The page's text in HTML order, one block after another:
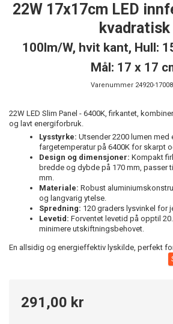
22W 17x17cm LED
kvadratisk
100lm/W, hvit kant, Hull:
Mål: 17 x 17
Varenummer 24920-17008
22W LED Slim Panel - 6400K, firkantet,
og lavt energiforbruk.
Lysstyrke: Utsender 2200 lumen med
fargetemperatur på 6400K for skarpt
Design og dimensjoner: Kompakt
bredde og dybde på 170 mm, passer
mm.
Materiale: Robust
og langvarig ytelse.
Spredning: 120 graders lysvinkel for
Levetid: Forventet levetid på opptil
minimere utskiftningsbehovet.
En allsidig og energieffektiv lyskilde, perfekt
291,00 kr